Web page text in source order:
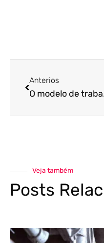
Anterios
O
Veja também
Posts